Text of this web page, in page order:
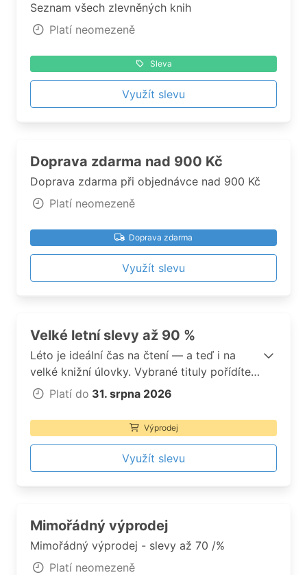
Seznam všech zlevněných knih
Platí neomezeně
Sleva
Využít slevu
Doprava zdarma nad 900 Kč
Doprava zdarma při objednávce nad 900 Kč
Platí neomezeně
Doprava zdarma
Využít slevu
Velké letní slevy až 90 %
Léto je ideální čas na čtení — a teď i na
velké knižní úlovky. Vybrané tituly pořídíte
ve Velkých letních slevách už od 19 Kč!
Platí do 31. srpna 2026
Výprodej
Využít slevu
Mimořádný výprodej
Mimořádný výprodej - slevy až 70 /%
Platí neomezeně